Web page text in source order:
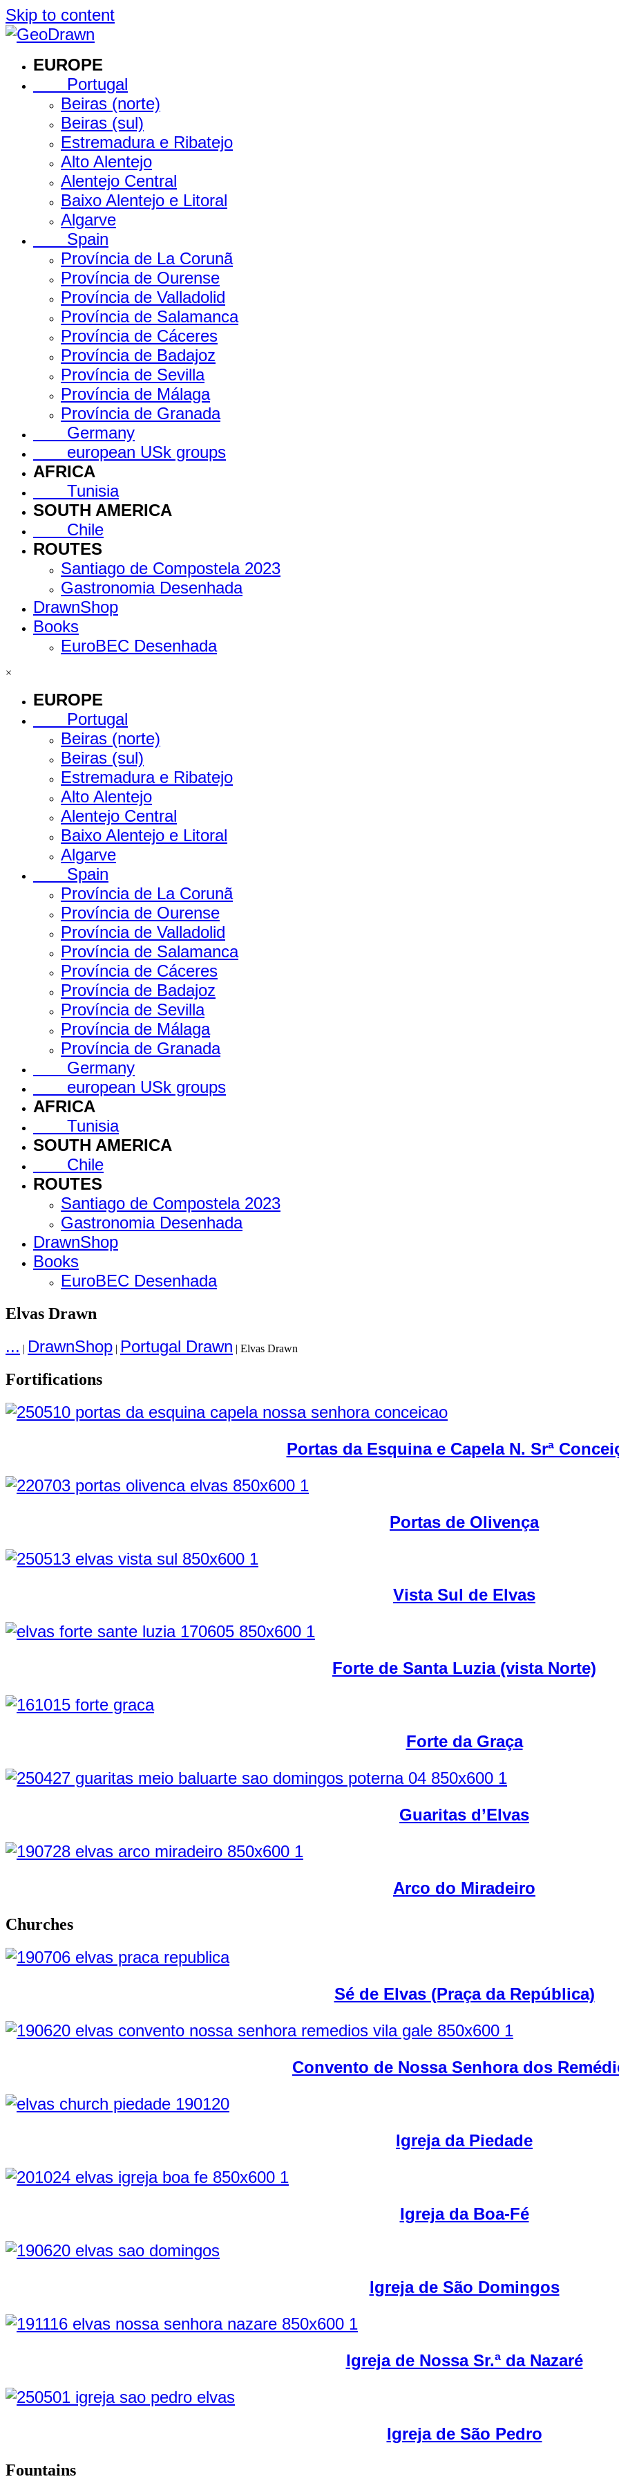
Skip to content
EUROPE
Portugal
Beiras (norte)
Beiras (sul)
Estremadura e Ribatejo
Alto Alentejo
Alentejo Central
Baixo Alentejo e Litoral
Algarve
Spain
Província de La Corunã
Província de Ourense
Província de Valladolid
Província de Salamanca
Província de Cáceres
Província de Badajoz
Província de Sevilla
Província de Málaga
Província de Granada
Germany
european USk groups
AFRICA
Tunisia
SOUTH AMERICA
Chile
ROUTES
Santiago de Compostela 2023
Gastronomia Desenhada
DrawnShop
Books
EuroBEC Desenhada
×
EUROPE
Portugal
Beiras (norte)
Beiras (sul)
Estremadura e Ribatejo
Alto Alentejo
Alentejo Central
Baixo Alentejo e Litoral
Algarve
Spain
Província de La Corunã
Província de Ourense
Província de Valladolid
Província de Salamanca
Província de Cáceres
Província de Badajoz
Província de Sevilla
Província de Málaga
Província de Granada
Germany
european USk groups
AFRICA
Tunisia
SOUTH AMERICA
Chile
ROUTES
Santiago de Compostela 2023
Gastronomia Desenhada
DrawnShop
Books
EuroBEC Desenhada
Elvas Drawn
... | DrawnShop | Portugal Drawn | Elvas Drawn
Fortifications
Portas da Esquina e Capela N. Srª
Portas de Olivença
Vista Sul de Elvas
Forte de Santa Luzia (vista Norte)
Forte da Graça
Guaritas d’Elvas
Arco do Miradeiro
Churches
Sé de Elvas (Praça da República)
Convento de Nossa Senhora dos
Igreja da Piedade
Igreja da Boa-Fé
Igreja de São Domingos
Igreja de Nossa Sr.ª da Nazaré
Igreja de São Pedro
Fountains